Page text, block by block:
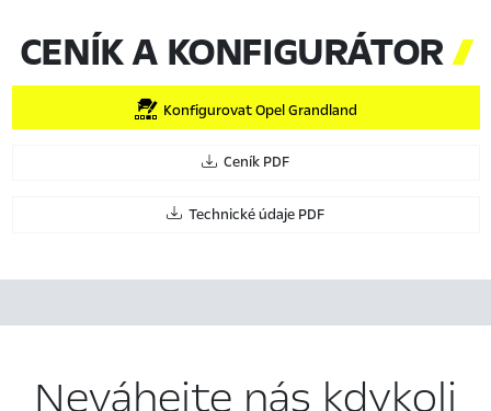
CENÍK A KONFIGURÁTOR
Konfigurovat Opel Grandland
Ceník PDF
Technické údaje PDF
Neváhejte nás kdykoli